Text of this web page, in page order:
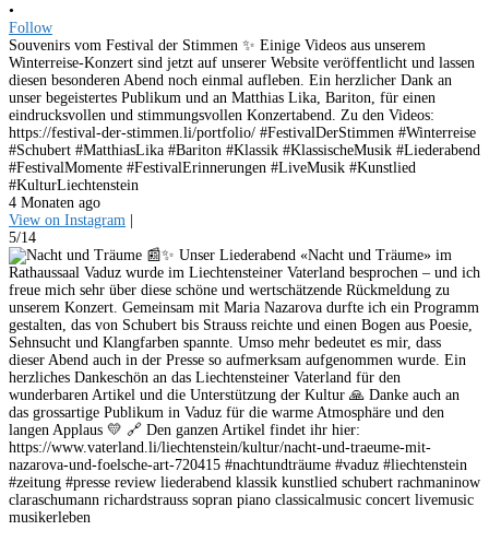
•
Follow
Souvenirs vom Festival der Stimmen ✨ Einige Videos aus unserem
Winterreise-Konzert sind jetzt auf unserer Website veröffentlicht und lassen
diesen besonderen Abend noch einmal aufleben. Ein herzlicher Dank an
unser begeistertes Publikum und an Matthias Lika, Bariton, für einen
eindrucksvollen und stimmungsvollen Konzertabend. Zu den Videos:
https://festival-der-stimmen.li/portfolio/ #FestivalDerStimmen #Winterreise
#Schubert #MatthiasLika #Bariton #Klassik #KlassischeMusik #Liederabend
#FestivalMomente #FestivalErinnerungen #LiveMusik #Kunstlied
#KulturLiechtenstein
4 Monaten ago
View on Instagram |
5/14